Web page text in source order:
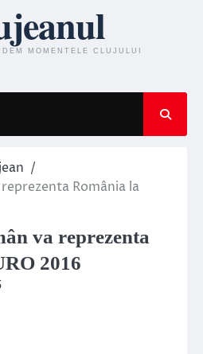
România la
va reprezenta
2016